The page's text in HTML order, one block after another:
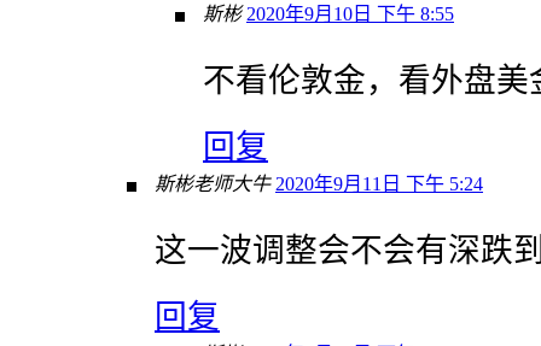
斯彬 2020年9月10日 下午 8:55
不看伦敦金，看外盘
回复
斯彬老师大牛 2020年9月11日 下午 5:24
这一波调整会不会有深跌
回复